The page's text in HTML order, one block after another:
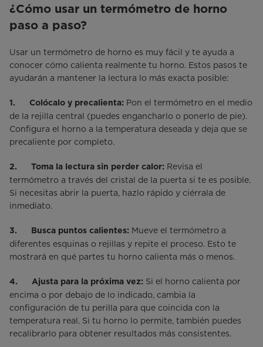
¿Cómo usar un termómetro de horno
paso a paso?
Usar un termómetro de horno es muy fácil y te ayuda a
conocer cómo calienta realmente tu horno. Estos pasos te
ayudarán a mantener la lectura lo más exacta posible:
1. Colócalo y precalienta: Pon el termómetro en el medio
de la rejilla central (puedes engancharlo o ponerlo de pie).
Configura el horno a la temperatura deseada y deja que se
precaliente por completo.
2. Toma la lectura sin perder calor: Revisa el
termómetro a través del cristal de la puerta si te es posible.
Si necesitas abrir la puerta, hazlo rápido y ciérrala de
inmediato.
3. Busca puntos calientes: Mueve el termómetro a
diferentes esquinas o rejillas y repite el proceso. Esto te
mostrará en qué partes tu horno calienta más o menos.
4. Ajusta para la próxima vez: Si el horno calienta por
encima o por debajo de lo indicado, cambia la
configuración de tu perilla para que coincida con la
temperatura real. Si tu horno lo permite, también puedes
recalibrarlo para obtener resultados más consistentes.